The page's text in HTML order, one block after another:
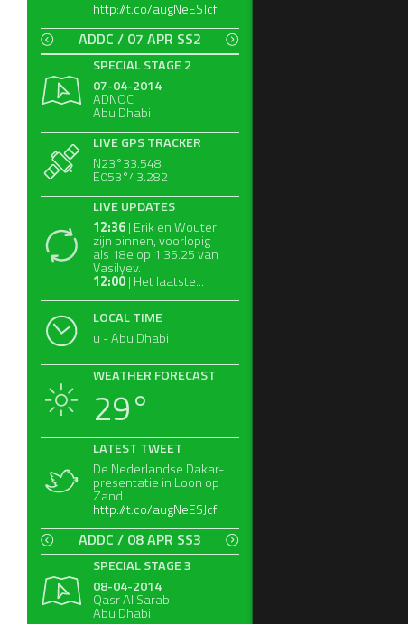
http://t.co/augNeESJcf
ADDC / 07 APR SS2
SPECIAL STAGE 2
07-04-2014
ADNOC
Abu Dhabi
LIVE GPS TRACKER
N23°33.548
E053°43.282
LIVE UPDATES
12:36| Erik en Wouter
zijn binnen, voorlopig
als 18e op 1:35.25 van
Vasilyev.
12:00| Het laatste...
LOCAL TIME
u - Abu Dhabi
WEATHER FORECAST
29°
LATEST TWEET
De Nederlandse Dakar-
presentatie in Loon op
Zand
http://t.co/augNeESJcf
ADDC / 08 APR SS3
SPECIAL STAGE 3
08-04-2014
Qasr Al Sarab
Abu Dhabi